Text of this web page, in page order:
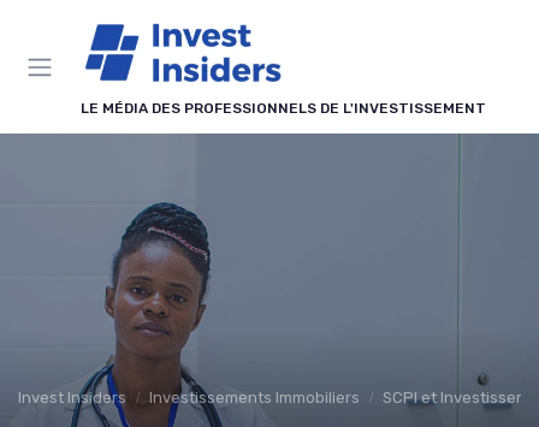
LE MÉDIA DES PROFESSIONNELS DE L'INVESTISSEMENT
Invest Insiders Investissements Immobiliers SCPI et